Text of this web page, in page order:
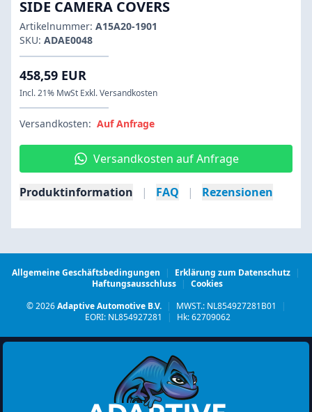
SIDE CAMERA COVERS
Artikelnummer: A15A20-1901
SKU: ADAE0048
458,59 EUR
Incl. 21% MwSt Exkl. Versandkosten
Versandkosten: Auf Anfrage
Versandkosten auf Anfrage
Produktinformation | FAQ | Rezensionen
Allgemeine Geschäftsbedingungen | Erklärung zum Datenschutz |
Haftungsausschluss | Cookies
© 2026Adaptive Automotive B.V. | MWST.: NL854927281B01
|
EORI: NL854927281
| Hk: 62709062